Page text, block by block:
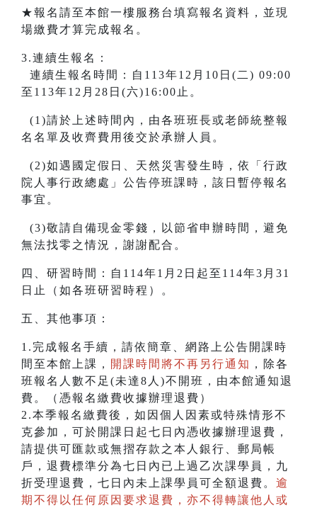
★報名請至本館一樓服務台填寫報名資料，並現
場繳費才算完成報名。
3.連續生報名：
連續生報名時間：自113年12月10日(二) 09:00
至113年12月28日(六)16:00止。
(1)請於上述時間內，由各班班長或老師統整報
名名單及收齊費用後交於承辦人員。
(2)如遇國定假日、天然災害發生時，依「行政
院人事行政總處」公告停班課時，該日暫停報名
事宜。
(3)敬請自備現金零錢，以節省申辦時間，避免
無法找零之情況，謝謝配合。
四、研習時間：自114年1月2日起至114年3月31
日止（如各班研習時程）。
五、其他事項：
1.完成報名手續，請依簡章、網路上公告開課時
間至本館上課，
開課時間將不再另行通知 ，除各
班報名人數不足(未達8人)不開班，由本館通知退
費。（憑報名繳費收據辦理退費）
2.本季報名繳費後，如因個人因素或特殊情形不
克參加，可於開課日起七日內憑收據辦理退費，
請提供可匯款或無摺存款之本人銀行、郵局帳
戶，退費標準分為七日內已上過乙次課學員，九
折受理退費，七日內未上課學員可全額退費。 逾
期不得以任何原因要求退費，亦不得轉讓他人或